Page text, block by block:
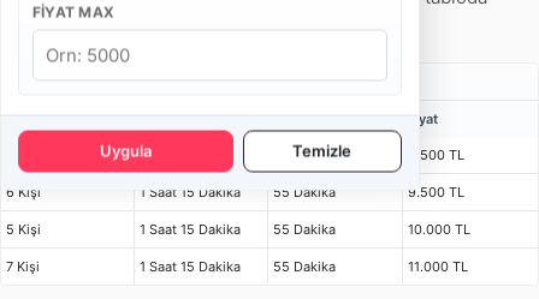
FIYAT MAX
Uygula Temizle
inceleyebilirsiniz.
Gelin Alma Bando Takımı Fiyatları
Kişi Bulunma Süresi Program Fiyat
1 Saat 15 Dakika 55 Dakika 8.500 TL
6 Kişi 1 Saat 15 Dakika 55 Dakika 9.500 TL
5 Kişi 1 Saat 15 Dakika 55 Dakika 10.000 TL
7 Kişi 1 Saat 15 Dakika 55 Dakika 11.000 TL